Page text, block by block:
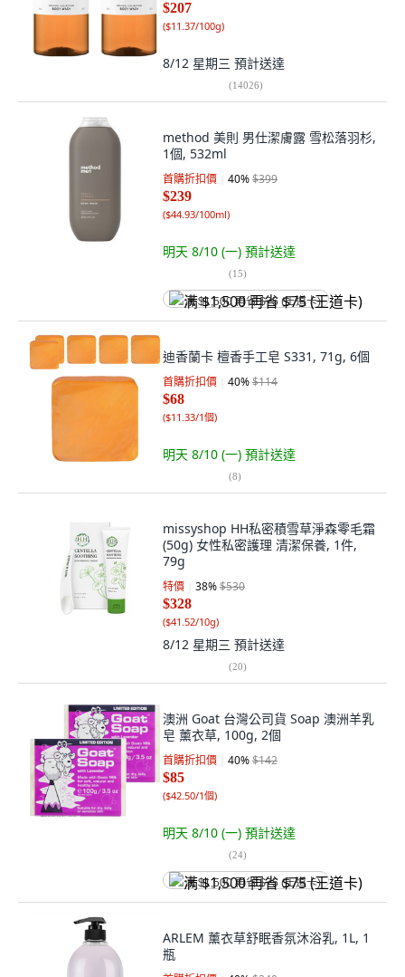
$207
($11.37/100g)
8/12 星期三 預計送達
(14026)
method 美則 男仕潔膚露 雪松落羽杉,
1個, 532ml
首購折扣價 40%$399
$239
($44.93/100ml)
明天 8/10 (一) 預計送達
(15)
满 $1,500 再省 $75 (王道卡)
迪香蘭卡 檀香手工皂 S331, 71g, 6個
首購折扣價 40%$114
$68
($11.33/1個)
明天 8/10 (一) 預計送達
(8)
missyshop HH私密積雪草淨森零毛霜
(50g) 女性私密護理 清潔保養, 1件,
79g
特價 38%$530
$328
($41.52/10g)
8/12 星期三 預計送達
(20)
澳洲 Goat 台灣公司貨 Soap 澳洲羊乳
皂 薰衣草, 100g, 2個
首購折扣價 40%$142
$85
($42.50/1個)
明天 8/10 (一) 預計送達
(24)
满 $1,500 再省 $75 (王道卡)
ARLEM 薰衣草舒眠香氛沐浴乳, 1L, 1
瓶